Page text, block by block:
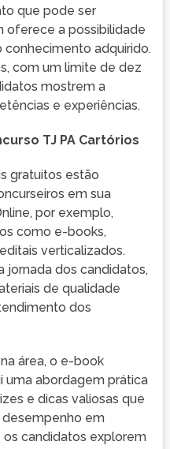
que pode ser
oferece a possibilidade
adquirido.
com um limite de dez
mostrem a
e experiências.
TJ PA Cartórios
gratuitos estão
em sua
por exemplo,
como e-books,
verticalizados.
jornada dos candidatos,
de qualidade
dos
área, o e-book
uma abordagem prática
e dicas valiosas que
em
candidatos explorem